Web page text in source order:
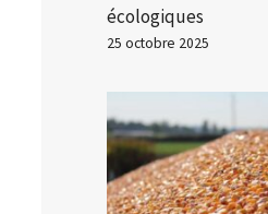
écologiques
25 octobre 2025